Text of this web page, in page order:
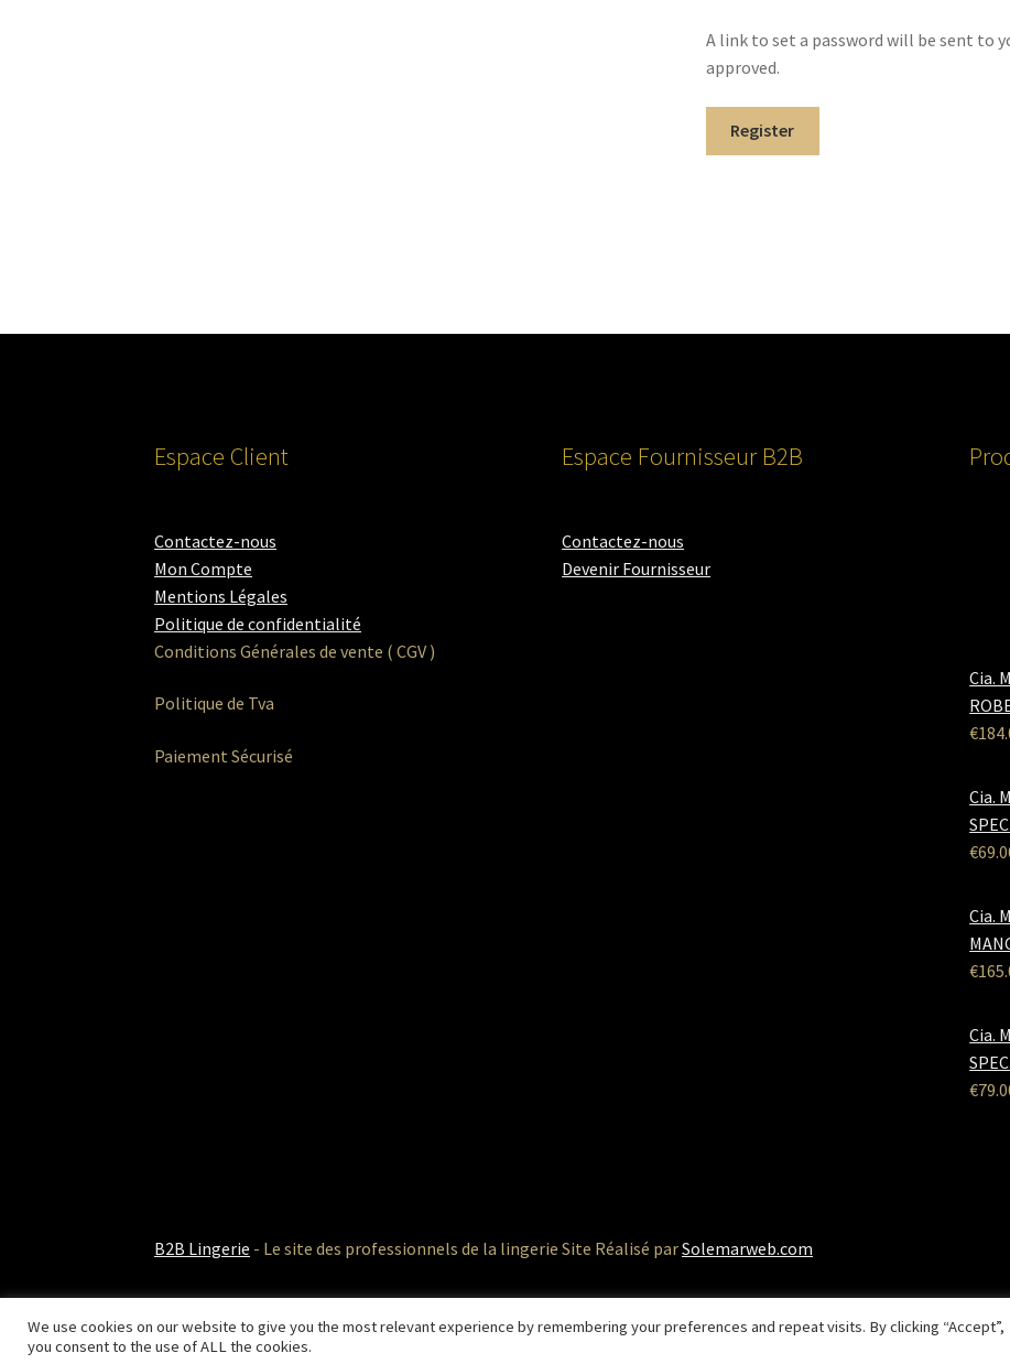
A link to set a password will be sent to
approved.
Register
Espace Client
Contactez-nous
Mon Compte
Mentions Légales
Politique de confidentialité
Conditions Générales de vente ( CGV )
Politique de Tva
Paiement Sécurisé
Espace Fournisseur B2B
Contactez-nous
Devenir Fournisseur
Cia.
€
Cia.
€
Cia.
€
Cia.
€
B2B Lingerie - Le site des professionnels de la lingerie Site Réalisé parSolemarweb.com
We use cookies on our website to give you the most relevant experience by remembering your preferences and repeat visits. By clicking “Accept”,
you consent to the use of ALL the cookies.